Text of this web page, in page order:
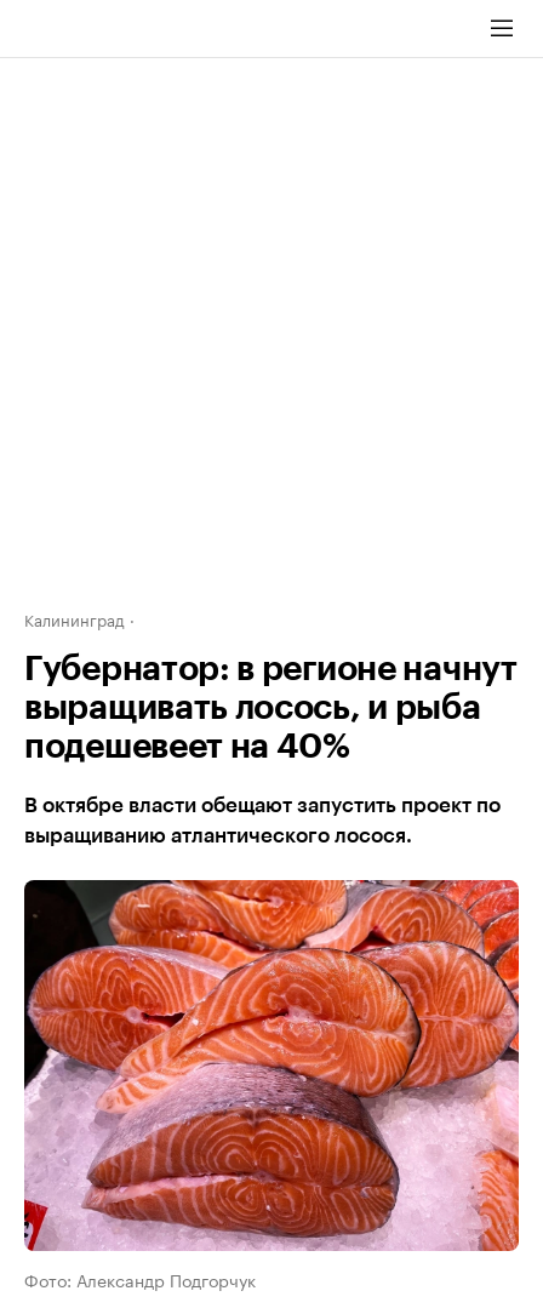
Калининград
Губернатор: в регионе начнут
выращивать лосось, и рыба
подешевеет на 40%
В октябре власти обещают запустить проект по
выращиванию атлантического лосося.
Фото: Александр Подгорчук